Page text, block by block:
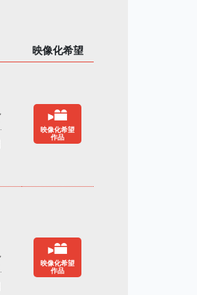
映像化希望
映像化希望
作品
映像化希望
作品